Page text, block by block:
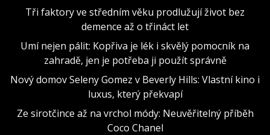
Tři faktory ve středním věku prodlužují život bez
demence až o třináct let
Umí nejen pálit: Kopřiva je lék i skvělý pomocník na
zahradě, jen je potřeba ji použít správně
Nový domov Seleny Gomez v Beverly Hills: Vlastní kino i
luxus, který překvapí
Ze sirotčince až na vrchol módy: Neuvěřitelný příběh
Coco Chanel